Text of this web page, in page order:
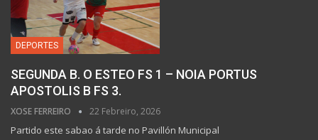
DEPORTES
SEGUNDA B. O ESTEO FS 1 – NOIA PORTUS
APOSTOLIS B FS 3.
XOSE FERREIRO 22 Febreiro, 2026
Partido este sabao á tarde no Pavillón Municipal